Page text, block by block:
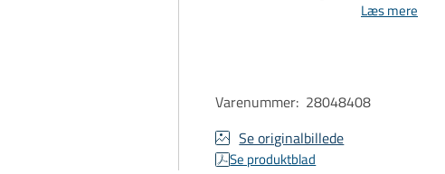
snaps, der både napper i ganen
og giver en behagelig
eftersmag.
Læs mere
Varenummer: 28048408
Se originalbillede
Se produktblad